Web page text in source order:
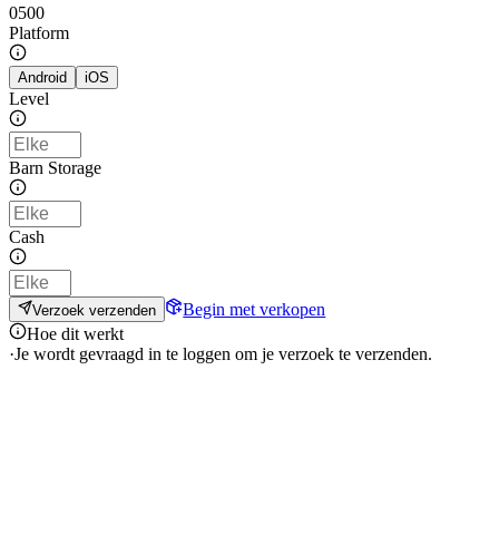
0500
Platform
Android iOS
Level
Barn Storage
Cash
Verzoek verzenden
Begin met verkopen
Hoe dit werkt
·Je wordt gevraagd in te loggen om je verzoek te verzenden.